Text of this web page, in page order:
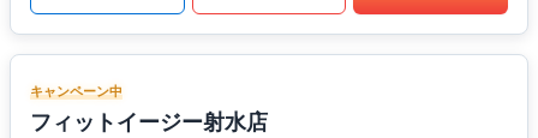
キャンペーン中
フィットイージー射水店